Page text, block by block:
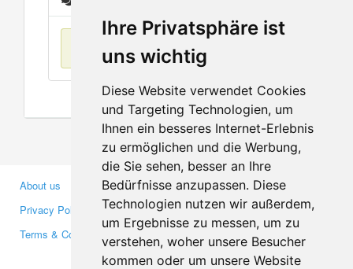
Ihre Privatsphäre ist
uns wichtig
Diese Website verwendet Cookies
und Targeting Technologien, um
Ihnen ein besseres Internet-Erlebnis
zu ermöglichen und die Werbung,
die Sie sehen, besser an Ihre
Bedürfnisse anzupassen. Diese
Technologien nutzen wir außerdem,
um Ergebnisse zu messen, um zu
verstehen, woher unsere Besucher
kommen oder um unsere Website
No items found
About us
Privacy Policy
Terms & Conditions
Business Partners
Investors
Media